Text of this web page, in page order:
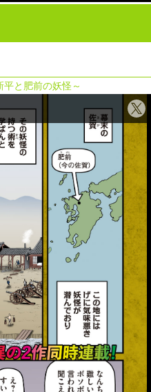
と肥前の妖怪～